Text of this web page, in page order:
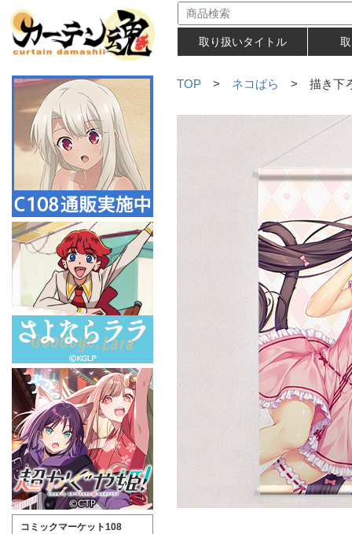
取り扱いタイトル
TOP > ネコぱら > 描き下ろ
コミックマーケット108